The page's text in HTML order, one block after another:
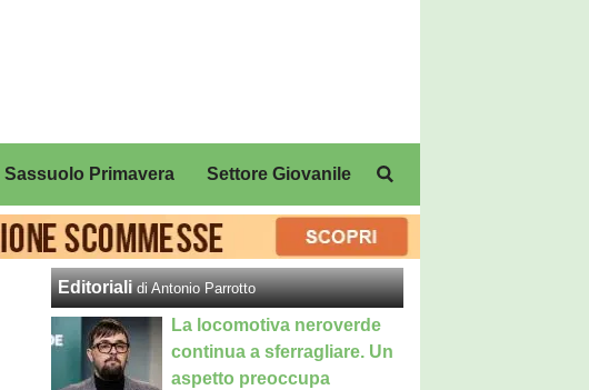
Sassuolo Primavera Settore Giovanile
Editoriali di Antonio Parrotto
La locomotiva neroverde
continua a sferragliare. Un
aspetto preoccupa